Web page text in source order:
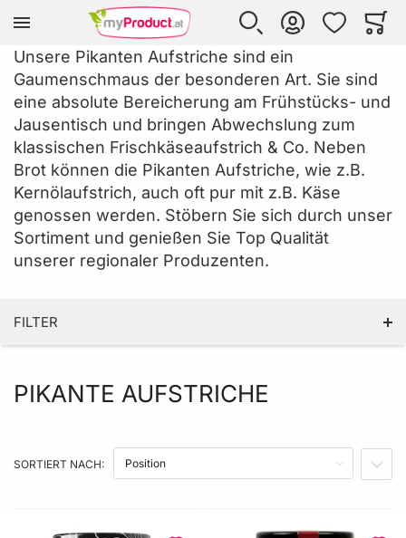
Zur Homepage
SUCHE
KONTO WUNSCHLISTE
Unsere Pikanten Aufstriche sind ein
Gaumenschmaus der besonderen Art. Sie sind
eine absolute Bereicherung am Frühstücks- und
Jausentisch und bringen Abwechslung zum
klassischen Frischkäseaufstrich & Co. Neben
Brot können die Pikanten Aufstriche, wie z.B.
Kernölaufstrich, auch oft pur mit z.B. Käse
genossen werden. Stöbern Sie sich durch unser
Sortiment und genießen Sie Top Qualität
unserer regionaler Produzenten.
FILTER
PRODUZENT LAND
PRODUKTEIGENSCHAFT
PIKANTE AUFSTRICHE
SORTIERT NACH: IN